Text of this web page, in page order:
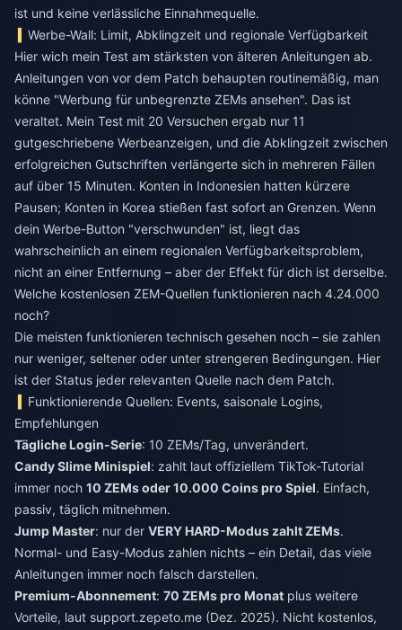
ist und keine verlässliche Einnahmequelle.
Werbe-Wall: Limit, Abklingzeit und regionale Verfügbarkeit
Hier wich mein Test am stärksten von älteren Anleitungen ab.
Anleitungen von vor dem Patch behaupten routinemäßig, man
könne "Werbung für unbegrenzte ZEMs ansehen". Das ist
veraltet. Mein Test mit 20 Versuchen ergab nur 11
gutgeschriebene Werbeanzeigen, und die Abklingzeit zwischen
erfolgreichen Gutschriften verlängerte sich in mehreren Fällen
auf über 15 Minuten. Konten in Indonesien hatten kürzere
Pausen; Konten in Korea stießen fast sofort an Grenzen. Wenn
dein Werbe-Button "verschwunden" ist, liegt das
wahrscheinlich an einem regionalen Verfügbarkeitsproblem,
nicht an einer Entfernung – aber der Effekt für dich ist derselbe.
Welche kostenlosen ZEM-Quellen funktionieren nach 4.24.000
noch?
Die meisten funktionieren technisch gesehen noch – sie zahlen
nur weniger, seltener oder unter strengeren Bedingungen. Hier
ist der Status jeder relevanten Quelle nach dem Patch.
Funktionierende Quellen: Events, saisonale Logins,
Empfehlungen
Tägliche Login-Serie: 10 ZEMs/Tag, unverändert.
Candy Slime Minispiel: zahlt laut offiziellem TikTok-Tutorial
immer noch 10 ZEMs oder 10.000 Coins pro Spiel. Einfach,
passiv, täglich mitnehmen.
Jump Master: nur der VERY HARD-Modus zahlt ZEMs.
Normal- und Easy-Modus zahlen nichts – ein Detail, das viele
Anleitungen immer noch falsch darstellen.
Premium-Abonnement: 70 ZEMs pro Monat plus weitere
Vorteile, laut support.zepeto.me (Dez. 2025). Nicht kostenlos,